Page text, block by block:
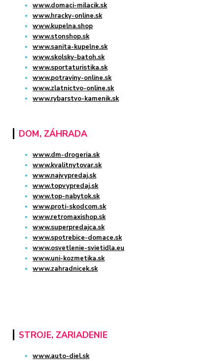
www.domaci-milacik.sk
www.hracky-online.sk
www.kupelna.shop
www.stonshop.sk
www.sanita-kupelne.sk
www.skolsky-batoh.sk
www.sportaturistika.sk
www.potraviny-online.sk
www.zlatnictvo-online.sk
www.rybarstvo-kamenik.sk
DOM, ZÁHRADA
www.dm-drogeria.sk
www.kvalitnytovar.sk
www.najvypredaj.sk
www.topvypredaj.sk
www.top-nabytok.sk
www.proti-skodcom.sk
www.retromaxishop.sk
www.superpredajca.sk
www.spotrebice-domace.sk
www.osvetlenie-svietidla.eu
www.uni-kozmetika.sk
www.zahradnicek.sk
STROJE, ZARIADENIE
www.auto-diel.sk